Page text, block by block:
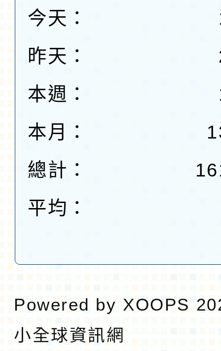
今天：
昨天：
本週：
本月：
總計：
平均：
Powered by XOOPS
小全球資訊網